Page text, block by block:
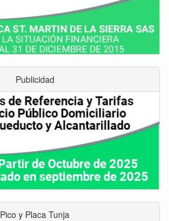
Publicidad
Pico y Placa Tunja